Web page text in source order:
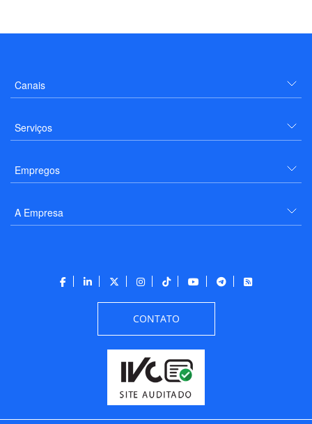
Canais
Serviços
Empregos
A Empresa
CONTATO